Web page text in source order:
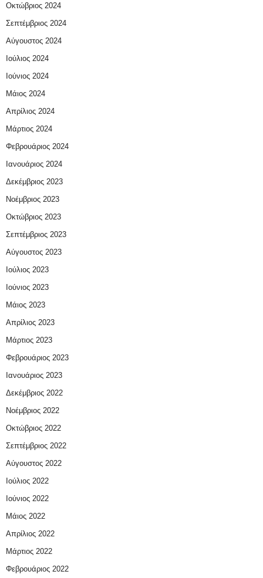
Οκτώβριος 2024
Σεπτέμβριος 2024
Αύγουστος 2024
Ιούλιος 2024
Ιούνιος 2024
Μάιος 2024
Απρίλιος 2024
Μάρτιος 2024
Φεβρουάριος 2024
Ιανουάριος 2024
Δεκέμβριος 2023
Νοέμβριος 2023
Οκτώβριος 2023
Σεπτέμβριος 2023
Αύγουστος 2023
Ιούλιος 2023
Ιούνιος 2023
Μάιος 2023
Απρίλιος 2023
Μάρτιος 2023
Φεβρουάριος 2023
Ιανουάριος 2023
Δεκέμβριος 2022
Νοέμβριος 2022
Οκτώβριος 2022
Σεπτέμβριος 2022
Αύγουστος 2022
Ιούλιος 2022
Ιούνιος 2022
Μάιος 2022
Απρίλιος 2022
Μάρτιος 2022
Φεβρουάριος 2022